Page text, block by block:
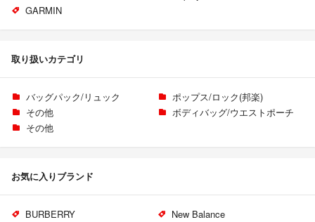
GARMIN
取り扱いカテゴリ
バッグパック/リュック
ポップス/ロック(邦楽)
その他
ボディバッグ/ウエストポーチ
その他
お気に入りブランド
BURBERRY
New Balance